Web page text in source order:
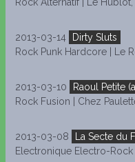
2013-03-14
Dirty Sluts
Rock Punk Hardcore | Le
2013-03-10
Raoul Petite
Rock Fusion | Chez
2013-03-08
La Secte du
Electronique Electro-Rock